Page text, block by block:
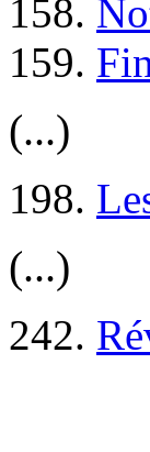
158.
159.
(...)
198.
(...)
242.